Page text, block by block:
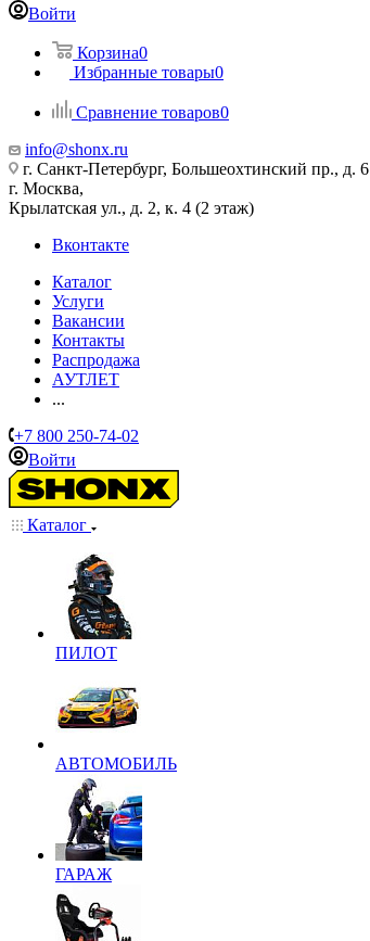
Войти
Корзина0
Избранные товары0
Сравнение товаров0
info@shonx.ru
г. Санкт-Петербург, Большеохтинский пр., д. 6
г. Москва,
Крылатская ул., д. 2, к. 4 (2 этаж)
Вконтакте
Каталог
Услуги
Вакансии
Контакты
Распродажа
АУТЛЕТ
...
+7 800 250-74-02
Войти
Каталог
ПИЛОТ
АВТОМОБИЛЬ
ГАРАЖ